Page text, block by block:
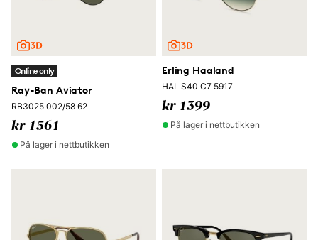
Online only
Ray-Ban Aviator
RB3025 002/58 62
kr 1561
På lager i nettbutikken
Erling Haaland
HAL S40 C7 5917
kr 1399
På lager i nettbutikken